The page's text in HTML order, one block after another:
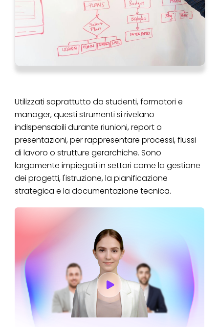
Utilizzati soprattutto da studenti, formatori e
manager, questi strumenti si rivelano
indispensabili durante riunioni, report o
presentazioni, per rappresentare processi, flussi
di lavoro o strutture gerarchiche. Sono
largamente impiegati in settori come la gestione
dei progetti, l'istruzione, la pianificazione
strategica e la documentazione tecnica.